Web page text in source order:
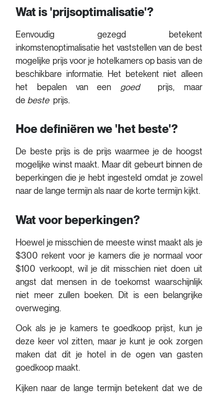
Wat is 'prijsoptimalisatie'?
Eenvoudig gezegd betekent
inkomstenoptimalisatie het vaststellen van de best
mogelijke prijs voor je hotelkamers op basis van de
beschikbare informatie. Het betekent niet alleen
het bepalen van een goed
prijs, maar
de beste prijs.
Hoe definiëren we 'het beste'?
De beste prijs is de prijs waarmee je de hoogst
mogelijke winst maakt. Maar dit gebeurt binnen de
beperkingen die je hebt ingesteld omdat je zowel
naar de lange termijn als naar de korte termijn kijkt.
Wat voor beperkingen?
Hoewel je misschien de meeste winst maakt als je
$300 rekent voor je kamers die je normaal voor
$100 verkoopt, wil je dit misschien niet doen uit
angst dat mensen in de toekomst waarschijnlijk
niet meer zullen boeken. Dit is een belangrijke
overweging.
Ook als je je kamers te goedkoop prijst, kun je
deze keer vol zitten, maar je kunt je ook zorgen
maken dat dit je hotel in de ogen van gasten
goedkoop maakt.
Kijken naar de lange termijn betekent dat we de